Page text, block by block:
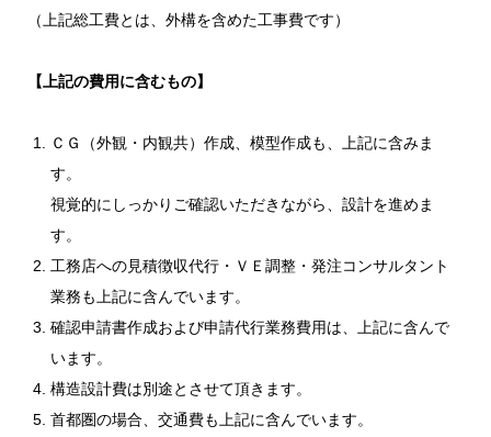
（上記総工費とは、外構を含めた工事費です）
【上記の費用に含むもの】
ＣＧ（外観・内観共）作成、模型作成も、上記に含みま
す。
視覚的にしっかりご確認いただきながら、設計を進めま
す。
工務店への見積徴収代行・ＶＥ調整・発注コンサルタント
業務も上記に含んでいます。
確認申請書作成および申請代行業務費用は、上記に含んで
います。
構造設計費は別途とさせて頂きます。
首都圏の場合、交通費も上記に含んでいます。